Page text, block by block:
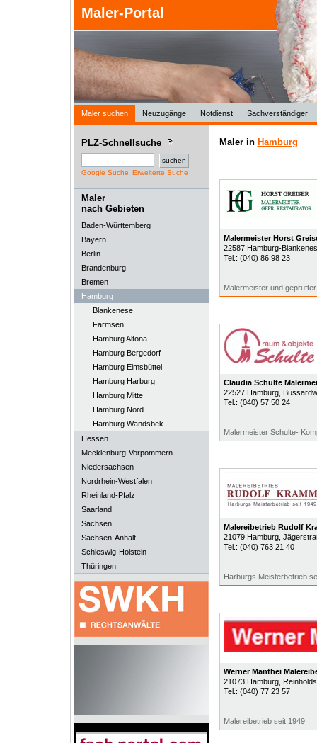
Maler-Portal
Maler suchen Neuzugänge Notdienst Sachverständiger
PLZ-Schnellsuche
Google Suche Erweiterte Suche
Maler
nach Gebieten
Baden-Württemberg
Bayern
Berlin
Brandenburg
Bremen
Hamburg
Blankenese
Farmsen
Hamburg Altona
Hamburg Bergedorf
Hamburg Eimsbüttel
Hamburg Harburg
Hamburg Mitte
Hamburg Nord
Hamburg Wandsbek
Hessen
Mecklenburg-Vorpommern
Niedersachsen
Nordrhein-Westfalen
Rheinland-Pfalz
Saarland
Sachsen
Sachsen-Anhalt
Schleswig-Holstein
Thüringen
Maler in Hamburg
Malermeister Horst
22587 Hamburg-
Tel.: (040) 86 98 23
Malermeister und
Claudia Schulte
22527 Hamburg,
Tel.: (040) 57 50 24
Malermeister Schulte-
Malereibetrieb Rudolf
21079 Hamburg,
Tel.: (040) 763 21 40
Harburgs Meisterbetrieb
Werner Manthei
21073 Hamburg,
Tel.: (040) 77 23 57
Malereibetrieb seit 1949